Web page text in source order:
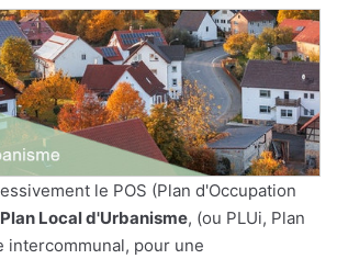
le POS (Plan d'Occupation
Plan Local d'Urbanisme, (ou PLUi, Plan
intercommunal, pour une